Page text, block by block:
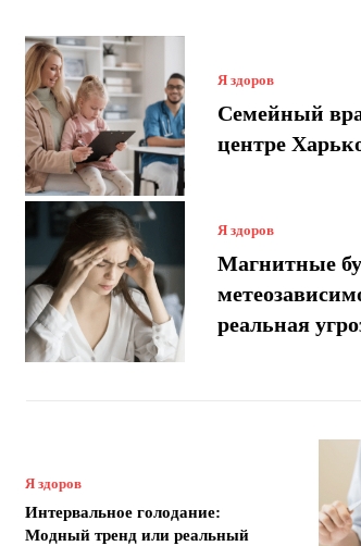
Я здоров
Семейный
центре
Я здоров
Магнитные
реальная
Я здоров
Интервальное голодание:
Модный тренд или реальный